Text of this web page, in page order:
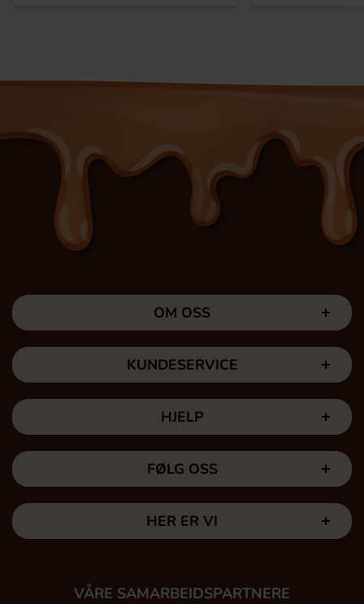
OM OSS
KUNDESERVICE
HJELP
FØLG OSS
HER ER VI
VÅRE SAMARBEIDSPARTNERE